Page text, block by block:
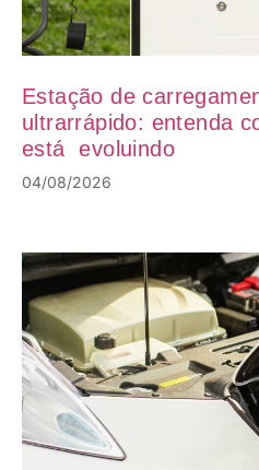
Estação de
ultrarrápido: entenda
está evoluindo
04/08/2026